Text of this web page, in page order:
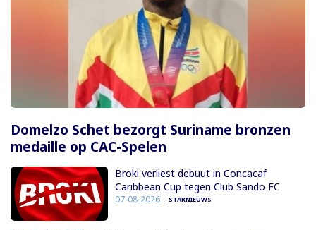
Domelzo Schet bezorgt Suriname bronzen
medaille op CAC-Spelen
Broki verliest debuut in Concacaf
Caribbean Cup tegen Club Sando FC
07-08-2026 STARNIEUWS